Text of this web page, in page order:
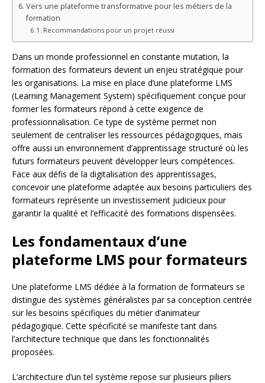
Vers une plateforme transformative pour les métiers de la
formation
Recommandations pour un projet réussi
Dans un monde professionnel en constante mutation, la
formation des formateurs devient un enjeu stratégique pour
les organisations. La mise en place d’une plateforme LMS
(Learning Management System) spécifiquement conçue pour
former les formateurs répond à cette exigence de
professionnalisation. Ce type de système permet non
seulement de centraliser les ressources pédagogiques, mais
offre aussi un environnement d’apprentissage structuré où les
futurs formateurs peuvent développer leurs compétences.
Face aux défis de la digitalisation des apprentissages,
concevoir une plateforme adaptée aux besoins particuliers des
formateurs représente un investissement judicieux pour
garantir la qualité et l’efficacité des formations dispensées.
Les fondamentaux d’une
plateforme LMS pour formateurs
Une plateforme LMS dédiée à la formation de formateurs se
distingue des systèmes généralistes par sa conception centrée
sur les besoins spécifiques du métier d’animateur
pédagogique. Cette spécificité se manifeste tant dans
l’architecture technique que dans les fonctionnalités
proposées.
L’architecture d’un tel système repose sur plusieurs piliers